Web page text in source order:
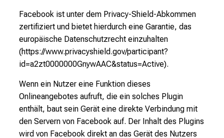
Facebook ist unter dem Privacy-Shield-Abkommen
zertifiziert und bietet hierdurch eine Garantie, das
europäische Datenschutzrecht einzuhalten
(https://www.privacyshield.gov/participant?
id=a2zt0000000GnywAAC&status=Active).
Wenn ein Nutzer eine Funktion dieses
Onlineangebotes aufruft, die ein solches Plugin
enthält, baut sein Gerät eine direkte Verbindung mit
den Servern von Facebook auf. Der Inhalt des Plugins
wird von Facebook direkt an das Gerät des Nutzers